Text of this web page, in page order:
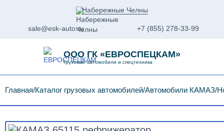
Набережные Челны
sale@esk-auto.ru +7 (855) 278-33-99
ООО ГК «ЕВРОСПЕЦКАМ»
Грузовые автомобили и спецтехника
Главная Каталог грузовых автомобилей Автомобили КАМАЗ